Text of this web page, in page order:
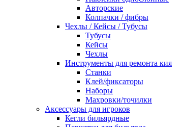
Авторские
Колпачки / фибры
Чехлы / Кейсы / Тубусы
Тубусы
Кейсы
Чехлы
Инструменты для ремонта кия
Станки
Клей/фиксаторы
Наборы
Махровки/точилки
Аксессуары для игроков
Кегли бильярдные